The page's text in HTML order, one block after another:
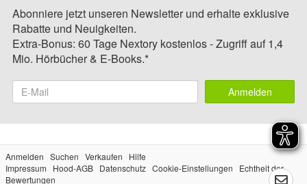
Abonniere jetzt unseren Newsletter und erhalte exklusive
Rabatte und Neuigkeiten.
Extra-Bonus: 60 Tage Nextory kostenlos - Zugriff auf 1,4
Mio. Hörbücher & E-Books.*
Anmelden
Anmelden Suchen Verkaufen
Hilfe
Impressum
Hood-AGB Datenschutz Cookie-Einstellungen
Echtheit der
Bewertungen